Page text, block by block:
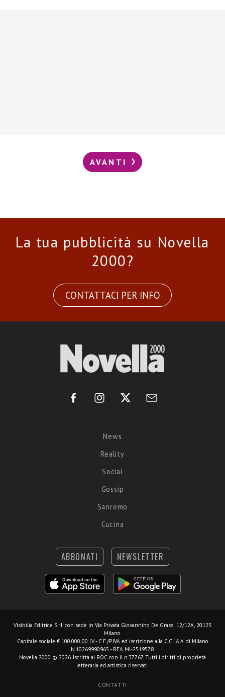
AVANTI
La tua pubblicità su Novella
2000?
CONTATTACI PER INFO
News
Reality
Social
Gossip
Sanremo
Cucina
ABBONATI NEWSLETTER
Visibilia Editrice S.r.l. con sede in Via Privata Giovannino De Grassi 12/12A, 20123
Milano.
Capitale sociale € 100.000,00 I.V. - C.F./P.IVA ed iscrizione alla C.C.I.A.A. di Milano
N.10269990965 - REA MI-2519578.
Novella 2000 © 2026. Iscritta al ROC con il n.37767. Tutti i diritti di proprietà
letteraria ed artistica riservati.
CONTATTI